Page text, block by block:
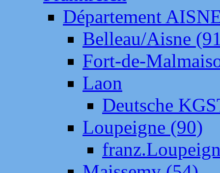
Département
Belleau/Aisne
Fort-de-
Laon
Deutsche
Loupeigne (90)